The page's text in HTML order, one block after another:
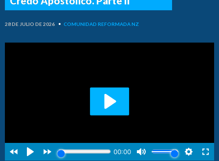
28 DE JULIO DE 2026 • COMUNIDAD REFORMADA NZ